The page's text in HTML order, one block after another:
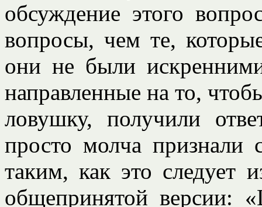
обсуждение этого
вопросы, чем те,
они не были
направленные на то,
ловушку, получили
просто молча признали
таким, как это следует
общепринятой версии: